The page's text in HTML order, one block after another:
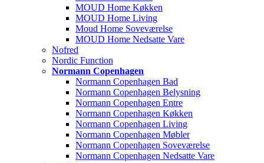
MOUD Home Køkken
MOUD Home Living
Moud Home Soveværelse
MOUD Home Nedsatte Vare
Nofred
Nordic Function
Normann Copenhagen
Normann Copenhagen Bad
Normann Copenhagen Belysning
Normann Copenhagen Entre
Normann Copenhagen Køkken
Normann Copenhagen Living
Normann Copenhagen Møbler
Normann Copenhagen Soveværelse
Normann Copenhagen Nedsatte Vare